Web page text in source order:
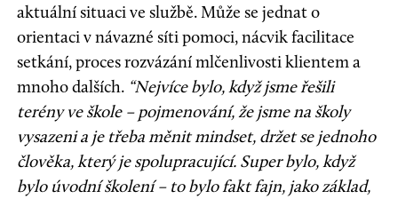
aktuální situaci ve službě. Může se jednat o
orientaci v návazné síti pomoci, nácvik facilitace
setkání, proces rozvázání mlčenlivosti klientem a
mnoho dalších. “Nejvíce bylo, když jsme řešili
terény ve škole – pojmenování, že jsme na školy
vysazeni a je třeba měnit mindset, držet se jednoho
člověka, který je spolupracující. Super bylo, když
bylo úvodní školení – to bylo fakt fajn, jako základ,